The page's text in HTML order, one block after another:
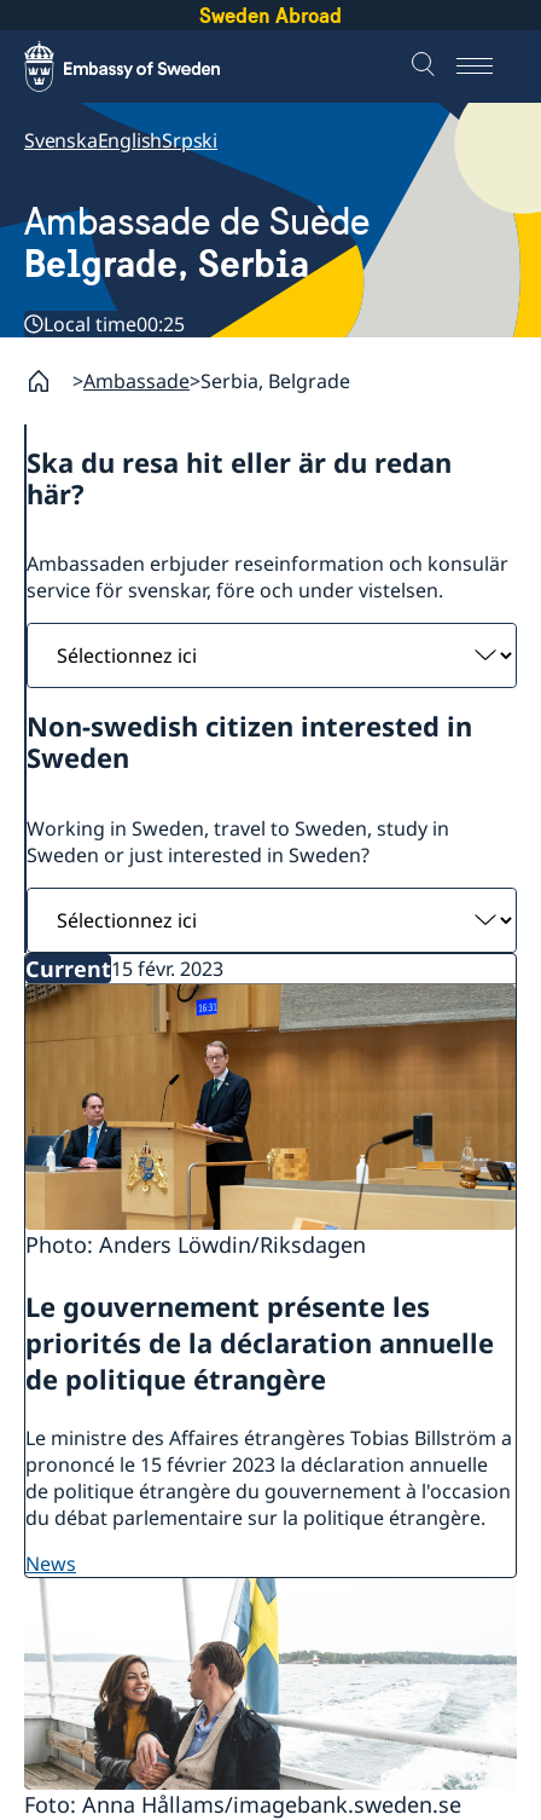
Sweden Abroad
SvenskaEnglishSrpski
Ambassade de Suède
Belgrade, Serbia
Local time00:25
Ambassade Serbia, Belgrade
Ska du resa hit eller är du redan
här?
Ambassaden erbjuder reseinformation och konsulär
service för svenskar, före och under vistelsen.
Sélectionnez
Non-swedish citizen interested in
Sweden
Working in Sweden, travel to Sweden, study in
Sweden or just interested in Sweden?
Sélectionnez
Current15 févr. 2023
Photo: Anders Löwdin/Riksdagen
Le gouvernement présente les
priorités de la déclaration annuelle
de politique étrangère
Le ministre des Affaires étrangères Tobias Billström a
prononcé le 15 février 2023 la déclaration annuelle
de politique étrangère du gouvernement à l'occasion
du débat parlementaire sur la politique étrangère.
news
Foto: Anna Hållams/imagebank.sweden.se